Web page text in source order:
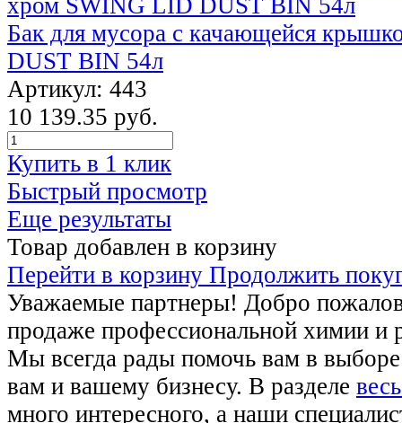
Бак для мусора с качающейся
DUST BIN 54л
Артикул: 443
10 139.35 руб.
Купить в 1 клик
Быстрый просмотр
Еще результаты
Товар добавлен в корзину
Перейти в корзину Продолжить
Уважаемые партнеры! Добро
продаже профессиональной химии и
Мы всегда рады помочь вам в
вам и вашему бизнесу. В разделе
много интересного, а наши